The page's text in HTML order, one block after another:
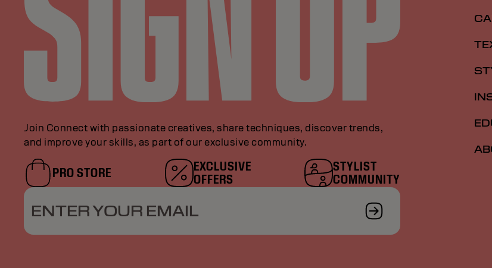
Join Connect with passionate creatives, share techniques, discover trends,
and improve your skills, as part of our exclusive community.
PRO STORE
EXCLUSIVE
OFFERS
STYLIST
COMMUNITY
ENTER YOUR EMAIL